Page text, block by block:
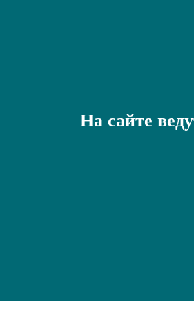
На сайте